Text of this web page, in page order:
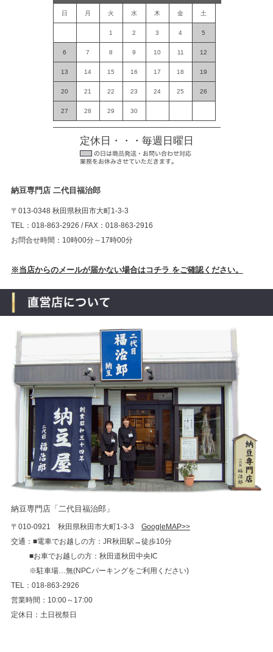
日 月 火 水 木 金 土
1 2 3 4 5
6 7 8 9 10 11 12
13 14 15 16 17 18 19
20 21 22 23 24 25 26
27 28 29 30
定休日・・・毎週日曜日
納豆専門店 二代目福治郎
〒013-0348 秋田県秋田市大町1-3-3
TEL：018-863-2926 / FAX：018-863-2916
お問合せ時間：10時00分～17時00分
※当店からのメールが届かない場合はコチラ をご確認ください。
納豆専門店「二代目福治郎」
〒010-0921 秋田県秋田市大町1-3-3 GoogleMAP>>
交通：■電車でお越しの方：JR秋田駅→徒歩10分
■お車でお越しの方：秋田道秋田中央IC
※駐車場…無(NPCパーキングをご利用ください)
TEL：018-863-2926
営業時間：10:00～17:00
定休日：土日祝祭日